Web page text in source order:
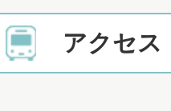
アクセス